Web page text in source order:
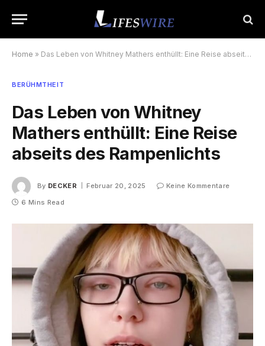
Home » Das Leben von Whitney Mathers enthüllt: Eine Reise abseits des Rampenlichts
BERÜHMTHEIT
Das Leben von Whitney
Mathers enthüllt: Eine Reise
abseits des Rampenlichts
By DECKER Februar 20, 2025
Keine Kommentare
6 Mins Read